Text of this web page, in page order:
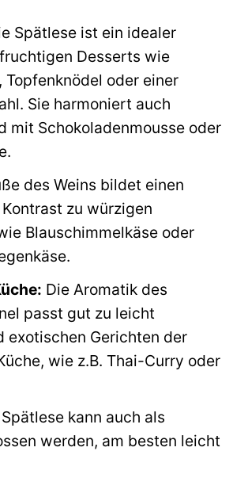
Spätlese ist ein idealer
Desserts wie
oder einer
Sie harmoniert auch
mit Schokoladenmousse oder
des Weins bildet einen
zu würzigen
Blauschimmelkäse oder
Die Aromatik des
passt gut zu leicht
exotischen Gerichten der
wie z.B. Thai-Curry oder
kann auch als
werden, am besten leicht